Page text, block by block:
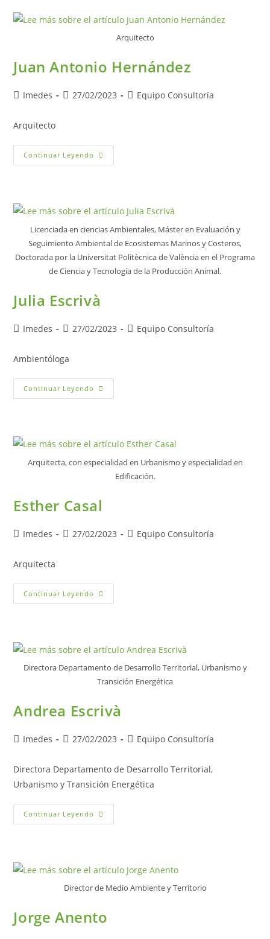
Arquitecto
Juan Antonio Hernández
Imedes 27/02/2023 Equipo Consultoría
Arquitecto
Continuar Leyendo
Licenciada en ciencias Ambientales, Máster en Evaluación y
Seguimiento Ambiental de Ecosistemas Marinos y Costeros,
Doctorada por la Universitat Politècnica de València en el Programa
de Ciencia y Tecnología de la Producción Animal.
Julia Escrivà
Imedes 27/02/2023 Equipo Consultoría
Ambientóloga
Continuar Leyendo
Arquitecta, con especialidad en Urbanismo y especialidad en
Edificación.
Esther Casal
Imedes 27/02/2023 Equipo Consultoría
Arquitecta
Continuar Leyendo
Directora Departamento de Desarrollo Territorial, Urbanismo y
Transición Energética
Andrea Escrivà
Imedes 27/02/2023 Equipo Consultoría
Directora Departamento de Desarrollo Territorial,
Urbanismo y Transición Energética
Continuar Leyendo
Director de Medio Ambiente y Territorio
Jorge Anento